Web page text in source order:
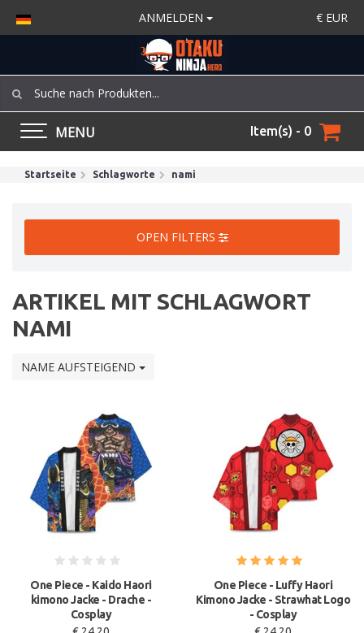
ANMELDEN € EUR
MENU Item(s) - 0
Startseite Schlagworte nami
OPEN FILTERS
ARTIKEL MIT SCHLAGWORT
NAMI
NAME AUFSTEIGEND
One Piece - Kaido Haori
kimono Jacke - Drache -
Cosplay
One Piece - Luffy Haori
Kimono Jacke - Strawhat Logo
- Cosplay